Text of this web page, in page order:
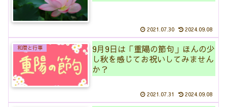
2021.07.30 2024.09.08
和暦と行事
9月9日は「重陽の節句」ほんの少
し秋を感じてお祝いしてみません
か？
2021.07.31 2024.09.08